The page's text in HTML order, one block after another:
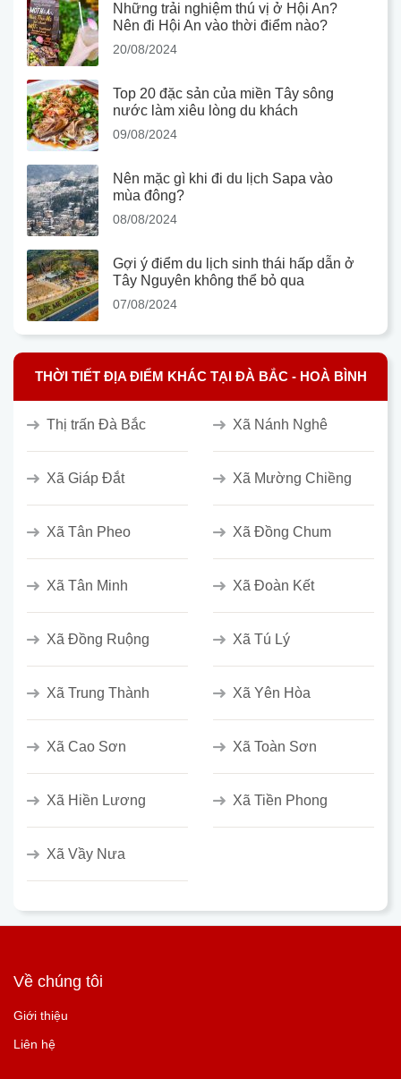
Những trải nghiệm thú vị ở Hội An?
Nên đi Hội An vào thời điểm nào?
20/08/2024
Top 20 đặc sản của miền Tây sông
nước làm xiêu lòng du khách
09/08/2024
Nên mặc gì khi đi du lịch Sapa vào
mùa đông?
08/08/2024
Gợi ý điểm du lịch sinh thái hấp dẫn ở
Tây Nguyên không thể bỏ qua
07/08/2024
THỜI TIẾT ĐỊA ĐIỂM KHÁC TẠI ĐÀ BẮC - HOÀ BÌNH
Thị trấn Đà Bắc Xã Nánh Nghê
Xã Giáp Đắt Xã Mường Chiềng
Xã Tân Pheo Xã Đồng Chum
Xã Tân Minh Xã Đoàn Kết
Xã Đồng Ruộng Xã Tú Lý
Xã Trung Thành Xã Yên Hòa
Xã Cao Sơn Xã Toàn Sơn
Xã Hiền Lương Xã Tiền Phong
Xã Vầy Nưa
Về chúng tôi
Giới thiệu
Liên hệ